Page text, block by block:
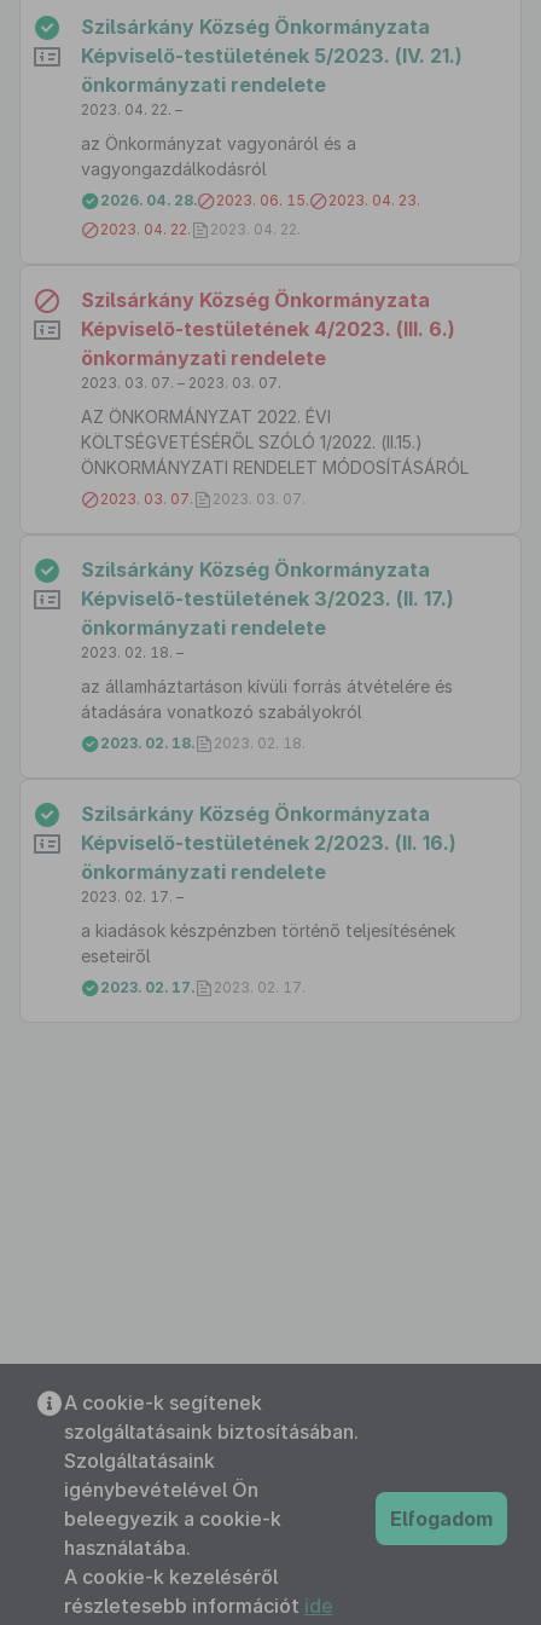
Szilsárkány Község Önkormányzata
Képviselő-testületének 5/2023. (IV. 21.)
önkormányzati rendelete
2023. 04. 22. –
az Önkormányzat vagyonáról és a
vagyongazdálkodásról
2026. 04. 28. 2023. 06. 15.
2023. 04. 23.
2023. 04. 22.
2023. 04. 22.
Szilsárkány Község Önkormányzata
Képviselő-testületének 4/2023. (III. 6.)
önkormányzati rendelete
2023. 03. 07. – 2023. 03. 07.
AZ ÖNKORMÁNYZAT 2022. ÉVI
KÖLTSÉGVETÉSÉRŐL SZÓLÓ 1/2022. (II.15.)
ÖNKORMÁNYZATI RENDELET MÓDOSÍTÁSÁRÓL
2023. 03. 07. 2023. 03. 07.
Szilsárkány Község Önkormányzata
Képviselő-testületének 3/2023. (II. 17.)
önkormányzati rendelete
2023. 02. 18. –
az államháztartáson kívüli forrás átvételére és
átadására vonatkozó szabályokról
2023. 02. 18. 2023. 02. 18.
Szilsárkány Község Önkormányzata
Képviselő-testületének 2/2023. (II. 16.)
önkormányzati rendelete
2023. 02. 17. –
a kiadások készpénzben történő teljesítésének
eseteiről
2023. 02. 17. 2023. 02. 17.
A cookie-k segítenek
szolgáltatásaink biztosításában.
Szolgáltatásaink
igénybevételével Ön
beleegyezik a cookie-k
használatába.
A cookie-k kezeléséről
részletesebb információt ide
Elfogadom